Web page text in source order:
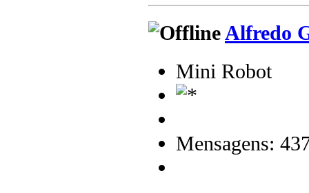
Alfredo
Mini Robot
Mensagens: